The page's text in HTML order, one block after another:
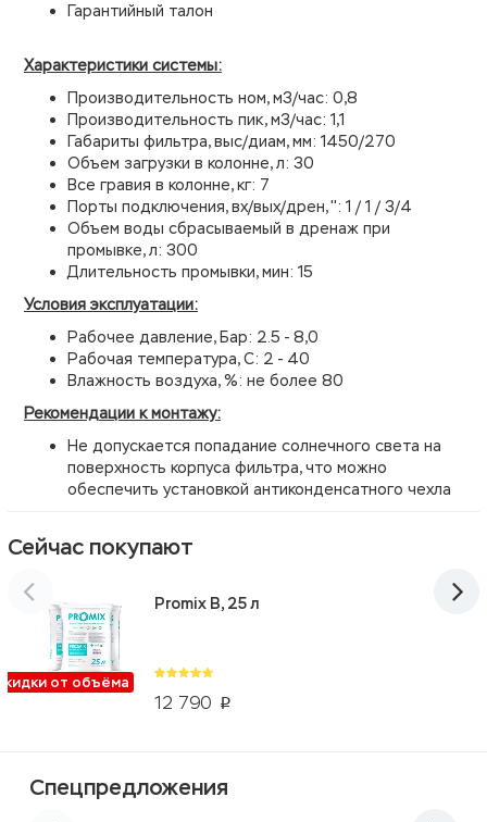
Гарантийный талон
Характеристики системы:
Производительность ном, м3/час: 0,8
Производительность пик, м3/час: 1,1
Габариты фильтра, выс/диам, мм: 1450/270
Объем загрузки в колонне, л: 30
Все гравия в колонне, кг: 7
Порты подключения, вх/вых/дрен, '': 1 / 1 / 3/4
Объем воды сбрасываемый в дренаж при
промывке, л: 300
Длительность промывки, мин: 15
Условия эксплуатации:
Рабочее давление, Бар: 2.5 - 8,0
Рабочая температура, С: 2 - 40
Влажность воздуха, %: не более 80
Рекомендации к монтажу:
Не допускается попадание солнечного света на
поверхность корпуса фильтра, что можно
обеспечить установкой антиконденсатного чехла
Сейчас покупают
от объёма
12 790 p
Promix B, 25 л
Спецпредложения